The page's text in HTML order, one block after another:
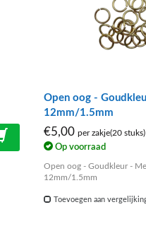
Open oog -
12mm/1.5mm
€5,00 per zakje(20 stuks)
Op voorraad
Open oog - Goudkleur -
12mm/1.5mm
Toevoegen aan